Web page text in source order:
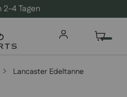
2-4 Tagen
Lancaster Edeltanne